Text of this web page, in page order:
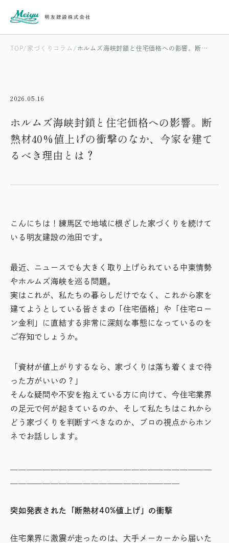
TOP 家づくりコラム ホルムズ海峡封鎖と住宅価格への影響。断熱材40%値上げの衝撃のなか、今家を建てるべき理由とは？
2026.05.16
ホルムズ海峡封鎖と住宅価格への影響。断
熱材40%値上げの衝撃のなか、今家を建て
るべき理由とは？
こんにちは！練馬区で地域に根ざした家づくりを続けて
いる明友建設の池田です。
最近、ニュースでも大きく取り上げられている中東情勢
やホルムズ海峡を巡る問題。
実はこれが、私たちの暮らしだけでなく、これから家を
建てようとしている皆さまの「住宅価格」や「住宅ロー
ン金利」に直結する非常に深刻な事態になっているのを
ご存知でしょうか。
「資材が値上がりするなら、家づくりは落ち着くまで待
った方がいいの？」
そんな疑問や不安を抱えている方に向けて、今住宅業界
の足元で何が起きているのか、そして私たちはこれから
どう家づくりを判断すべきなのか、プロの視点からホン
ネでお話しします。
突如発表された「断熱材40%値上げ」の衝撃
住宅業界に激震が走ったのは、大手メーカーから届いた